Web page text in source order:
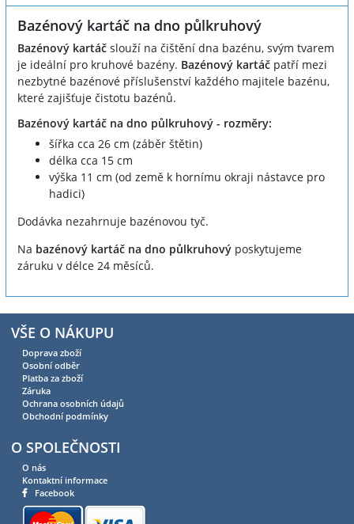
Bazénový kartáč na dno půlkruhový
Bazénový kartáč slouží na čištění dna bazénu, svým tvarem
je ideální pro kruhové bazény. Bazénový kartáč patří mezi
nezbytné bazénové příslušenství každého majitele bazénu,
které zajišťuje čistotu bazénů.
Bazénový kartáč na dno půlkruhový - rozměry:
šířka cca 26 cm (záběr štětin)
délka cca 15 cm
výška 11 cm (od země k hornímu okraji nástavce pro
hadici)
Dodávka nezahrnuje bazénovou tyč.
Na bazénový kartáč na dno půlkruhový poskytujeme
záruku v délce 24 měsíců.
VŠE O NÁKUPU
Doprava zboží
Osobní odběr
Platba za zboží
Záruka
Ochrana osobních údajů
Obchodní podmínky
O SPOLEČNOSTI
O nás
Kontaktní informace
Facebook